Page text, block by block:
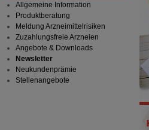
Allgemeine Information
Produktberatung
Meldung Arzneimittelrisiken
Zuzahlungsfreie Arzneien
Angebote & Downloads
Newsletter
Neukundenprämie
Stellenangebote